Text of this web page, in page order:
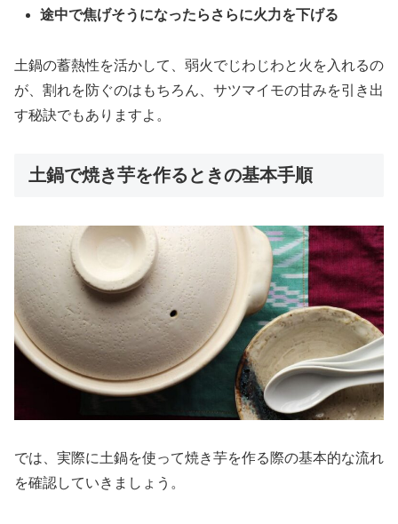
途中で焦げそうになったらさらに火力を下げる
土鍋の蓄熱性を活かして、弱火でじわじわと火を入れるの
が、割れを防ぐのはもちろん、サツマイモの甘みを引き出
す秘訣でもありますよ。
土鍋で焼き芋を作るときの基本手順
では、実際に土鍋を使って焼き芋を作る際の基本的な流れ
を確認していきましょう。